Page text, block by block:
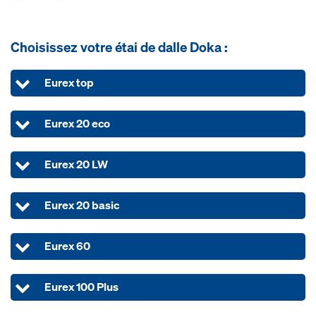
Choisissez votre étai de dalle Doka :
Eurex top
Eurex 20 eco
Eurex 20 LW
Eurex 20 basic
Eurex 60
Eurex 100 Plus